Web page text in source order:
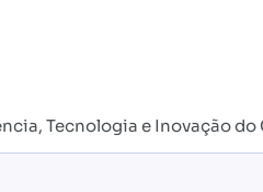
Tecnologia e Inovação do